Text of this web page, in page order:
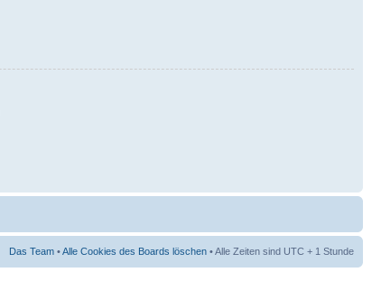
Das Team •Alle Cookies des Boards löschen • Alle Zeiten sind UTC + 1 Stunde